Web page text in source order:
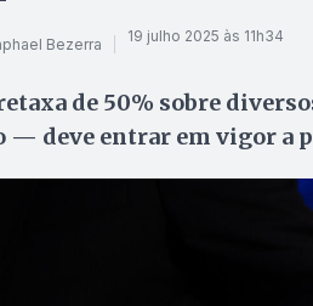
Bezerra 19 julho 2025 às 11h34
de 50% sobre
— deve entrar em vigor a